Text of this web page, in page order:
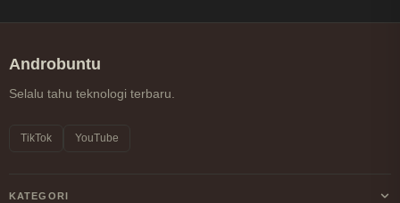
Androbuntu
Selalu tahu teknologi terbaru.
TikTok YouTube
KATEGORI